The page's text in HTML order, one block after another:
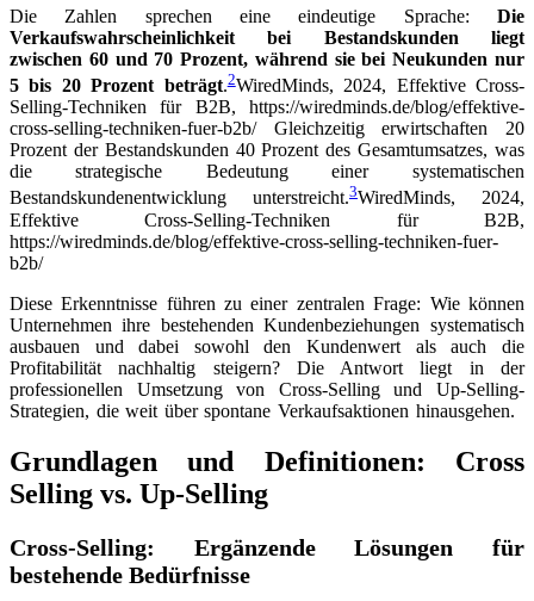
Die Zahlen sprechen eine eindeutige Sprache: Die
Verkaufswahrscheinlichkeit bei Bestandskunden liegt
zwischen 60 und 70 Prozent, während sie bei Neukunden nur
5 bis 20 Prozent beträgt.2WiredMinds, 2024, Effektive Cross-
Selling-Techniken für B2B, https://wiredminds.de/blog/effektive-
cross-selling-techniken-fuer-b2b/Gleichzeitig erwirtschaften 20
Prozent der Bestandskunden 40 Prozent des Gesamtumsatzes, was
die strategische Bedeutung einer systematischen
Bestandskundenentwicklung unterstreicht.3WiredMinds, 2024,
Effektive Cross-Selling-Techniken für B2B,
https://wiredminds.de/blog/effektive-cross-selling-techniken-fuer-
b2b/
Diese Erkenntnisse führen zu einer zentralen Frage: Wie können
Unternehmen ihre bestehenden Kundenbeziehungen systematisch
ausbauen und dabei sowohl den Kundenwert als auch die
Profitabilität nachhaltig steigern? Die Antwort liegt in der
professionellen Umsetzung von Cross-Selling und Up-Selling-
Strategien, die weit über spontane Verkaufsaktionen hinausgehen.
Grundlagen und Definitionen: Cross
Selling vs. Up-Selling
Cross-Selling: Ergänzende Lösungen für
bestehende Bedürfnisse